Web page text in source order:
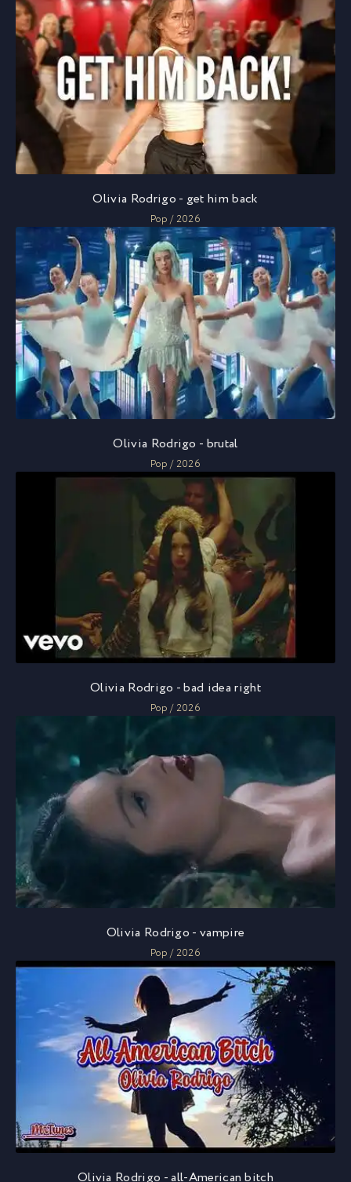
Olivia Rodrigo - get him back
Pop / 2026
Olivia Rodrigo - brutal
Pop / 2026
Olivia Rodrigo - bad idea right
Pop / 2026
Olivia Rodrigo - vampire
Pop / 2026
Olivia Rodrigo - all-American bitch